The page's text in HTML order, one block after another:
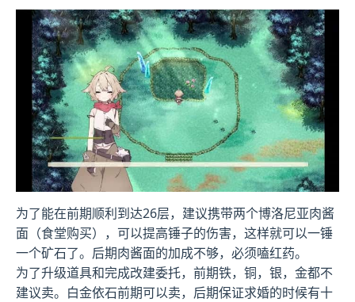
为了能在前期顺利到达26层，建议携带两个博洛尼亚肉酱
面（食堂购买），可以提高锤子的伤害，这样就可以一锤
一个矿石了。后期肉酱面的加成不够，必须嗑红药。
为了升级道具和完成改建委托，前期铁，铜，银，金都不
建议卖。白金依石前期可以卖，后期保证求婚的时候有十